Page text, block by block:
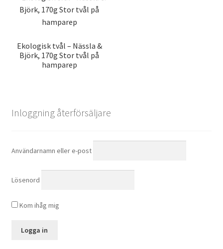
Ekologisk tvål – Nässla &
Björk, 170g Stor tvål på
hamparep
Inloggning återförsäljare
Användarnamn eller e-post
Lösenord
Kom ihåg mig